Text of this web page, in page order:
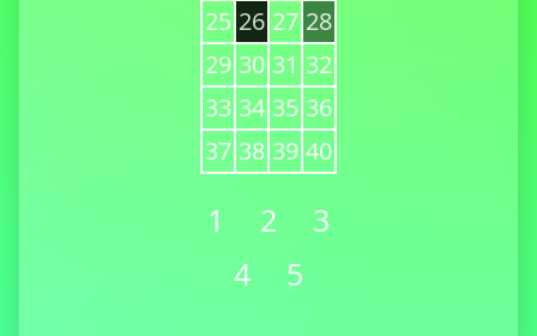
25 26 27 28
29 30 31 32
33 34 35 36
37 38 39 40
1 2
3
4
5